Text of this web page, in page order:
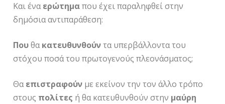
Και έναερώτημαπου έχει παραληφθεί στην
δημόσια αντιπαράθεση:
Πουθακατευθυνθούντα υπερβάλλοντα του
στόχου ποσά του πρωτογενούς πλεονάσματος;
Θαεπιστραφούν με εκείνον την τον άλλο τρόπο
στους πολίτες ή θα κατευθυνθούν στην μαύρη